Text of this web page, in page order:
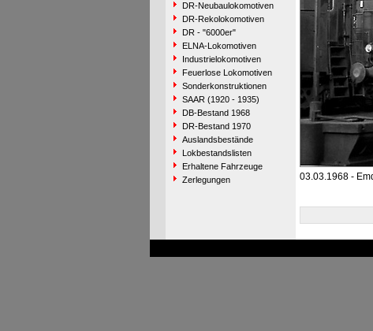
DR-Neubaulokomotiven
DR-Rekolokomotiven
DR - "6000er"
ELNA-Lokomotiven
Industrielokomotiven
Feuerlose Lokomotiven
Sonderkonstruktionen
SAAR (1920 - 1935)
DB-Bestand 1968
DR-Bestand 1970
Auslandsbestände
Lokbestandslisten
Erhaltene Fahrzeuge
Zerlegungen
03.03.1968 -